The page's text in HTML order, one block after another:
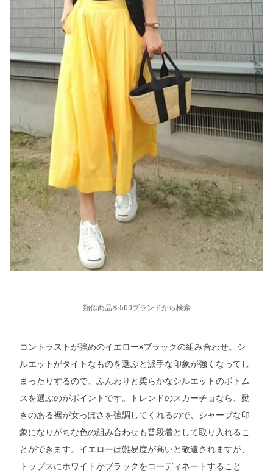
類似商品を500ブランドから検索
コントラストが強めのイエロー×ブラックの組み合わせ。シ
ルエットがタイトなものを選ぶと派手な印象が強くなってし
まったりするので、ふんわりと柔らかなシルエットのボトム
スを選ぶのがポイントです。トレンドのスカーチョなら、動
きのある裾が女っぽさを強調してくれるので、シャープな印
象になりがちな色の組み合わせも普段着として取り入れるこ
とができます。イエローは難易度が高いと敬遠されますが、
トップスにホワイトかブラックをコーディネートすること